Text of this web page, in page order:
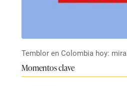
Temblor en Colombia hoy:
Momentos clave